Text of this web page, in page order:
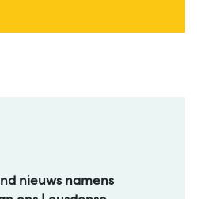
nieuws namens